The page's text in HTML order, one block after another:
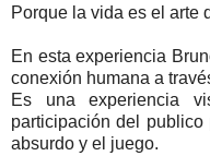
Porque la vida es el arte
En esta experiencia
conexión humana a
Es una experiencia
participación del
absurdo y el juego.